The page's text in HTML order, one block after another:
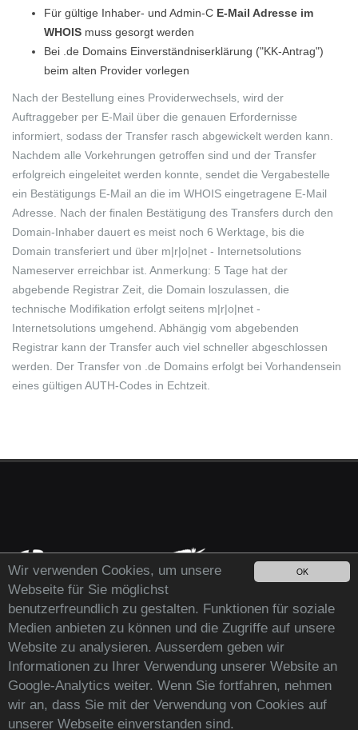
OK
Wir verwenden Cookies, um unsere
Webseite für Sie möglichst
benutzerfreundlich zu gestalten. Funktionen für soziale
Medien anbieten zu können und die Zugriffe auf unsere
Website zu analysieren. Ausserdem geben wir
Informationen zu Ihrer Verwendung unserer Website an
Google-Analytics weiter. Wenn Sie fortfahren, nehmen
wir an, dass Sie mit der Verwendung von Cookies auf
unserer Webseite einverstanden sind.
Für gültige Inhaber- und Admin-C E-Mail Adresse im
WHOIS muss gesorgt werden
Bei .de Domains Einverständniserklärung ("KK-Antrag")
beim alten Provider vorlegen
Nach der Bestellung eines Providerwechsels, wird der
Auftraggeber per E-Mail über die genauen Erfordernisse
informiert, sodass der Transfer rasch abgewickelt werden kann.
Nachdem alle Vorkehrungen getroffen sind und der Transfer
erfolgreich eingeleitet werden konnte, sendet die Vergabestelle
ein Bestätigungs E-Mail an die im WHOIS eingetragene E-Mail
Adresse. Nach der finalen Bestätigung des Transfers durch den
Domain-Inhaber dauert es meist noch 6 Werktage, bis die
Domain transferiert und über m|r|o|net - Internetsolutions
Nameserver erreichbar ist. Anmerkung: 5 Tage hat der
abgebende Registrar Zeit, die Domain loszulassen, die
technische Modifikation erfolgt seitens m|r|o|net -
Internetsolutions umgehend. Abhängig vom abgebenden
Registrar kann der Transfer auch viel schneller abgeschlossen
werden. Der Transfer von .de Domains erfolgt bei Vorhandensein
eines gültigen AUTH-Codes in Echtzeit.
Copyright© 2026 by m|r|o|net - Internetsolutions